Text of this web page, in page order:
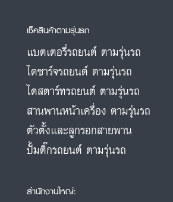
เช็คสินค้าตามรุ่นรถ
แบตเตอรี่รถยนต์ ตามรุ่นรถ
ไดชาร์จรถยนต์ ตามรุ่นรถ
ไดสตาร์ทรถยนต์ ตามรุ่นรถ
สานพานหน้าเครื่อง ตามรุ่นรถ
ตัวตั้งและลูกรอกสายพาน
ปั้มติ๊กรถยนต์ ตามรุ่นรถ
สำนักงานใหญ่: